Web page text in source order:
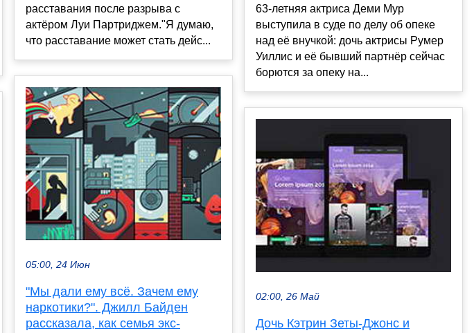
расставания после разрыва с
актёром Луи Партриджем."Я думаю,
что расставание может стать дейс...
05:00, 24 Июн
"Мы дали ему всё. Зачем ему
наркотики?". Джилл Байден
рассказала, как семья экс-
63-летняя актриса Деми Мур
выступила в суде по делу об опеке
над её внучкой: дочь актрисы Румер
Уиллис и её бывший партнёр сейчас
борются за опеку на...
02:00, 26 Май
Дочь Кэтрин Зеты-Джонс и